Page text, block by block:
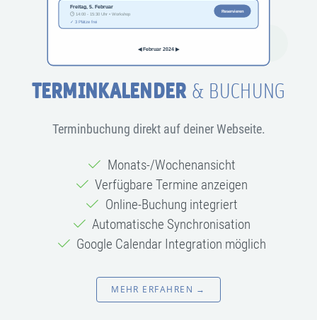
TERMINKALENDER & BUCHUNG
Terminbuchung direkt auf deiner Webseite.
Monats-/Wochenansicht
Verfügbare Termine anzeigen
Online-Buchung integriert
Automatische Synchronisation
Google Calendar Integration möglich
MEHR ERFAHREN →